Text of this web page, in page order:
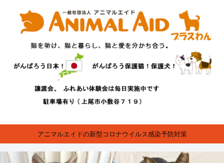
アニマルエイドの新型コロナウイルス感染予防対策